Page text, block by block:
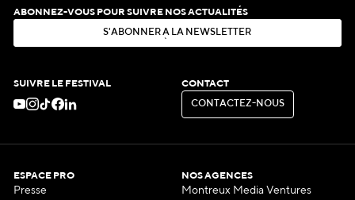
ABONNEZ-VOUS POUR SUIVRE NOS ACTUALITÉS
S'ABON N ER À LA N EWSLE ER
SUIVRE LE FESTIVAL CONTACT
CON ACT EZ-N OUS
CONTACTEZ-NOUS
ESPACE PRO
Presse
NOS AGENCES
Montreux Media Ventures